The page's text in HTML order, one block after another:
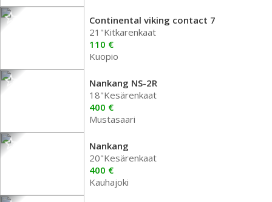
Continental viking contact 7
21"Kitkarenkaat
110 €
Kuopio
Nankang NS-2R
18"Kesärenkaat
400 €
Mustasaari
Nankang
20"Kesärenkaat
400 €
Kauhajoki